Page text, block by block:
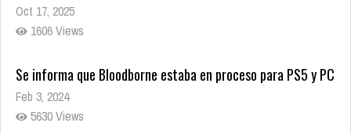
Oct 17, 2025
1606 Views
Se informa que Bloodborne estaba en proceso para PS5 y PC
Feb 3, 2024
5630 Views